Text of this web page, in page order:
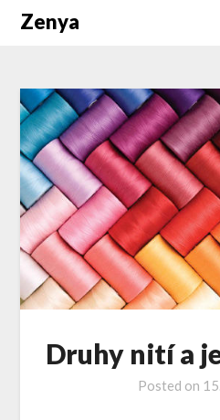
Zenya
Druhy nití a
Posted on